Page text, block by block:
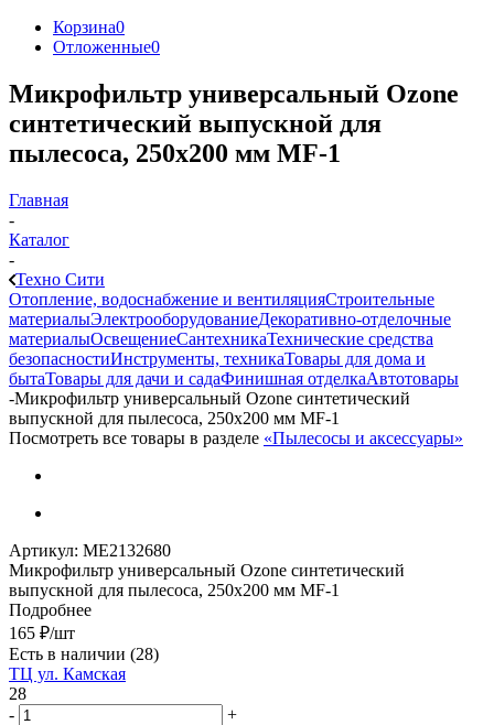
Корзина0
Отложенные0
Микрофильтр универсальный Ozone
синтетический выпускной для
пылесоса, 250х200 мм MF-1
Главная
-
Каталог
-
Техно Сити
Отопление, водоснабжение и вентиляцияСтроительные
материалыЭлектрооборудованиеДекоративно-отделочные
материалыОсвещениеСантехникаТехнические средства
безопасностиИнструменты, техникаТовары для дома и
бытаТовары для дачи и садаФинишная отделкаАвтотовары
-Микрофильтр универсальный Ozone синтетический
выпускной для пылесоса, 250х200 мм MF-1
Посмотреть все товары в разделе «Пылесосы и аксессуары»
Артикул: МЕ2132680
Микрофильтр универсальный Ozone синтетический
выпускной для пылесоса, 250х200 мм MF-1
Подробнее
165 ₽/шт
Есть в наличии (28)
ТЦ ул. Камская
28
-
+